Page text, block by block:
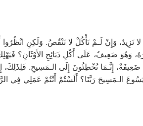
لا نَزِيدُ، وَإِنْ لَـمْ نَأْكُلْ لا نَنْقُصُ. وَلَكِنِ
وَهُوَ ضَعِيفٌ، عَلَى أَكْلِ ذَبَائِحِ الأَوْثَانِ؟
إِنَّـمَا تُخْطِئُونَ إِلَى الـمَسِيحِ. فَلِذَلِكَ،
الـمَسِيحَ رَبَّنَا؟ أَلَسْتُمْ أَنْتُمْ عَمَلِي فِي